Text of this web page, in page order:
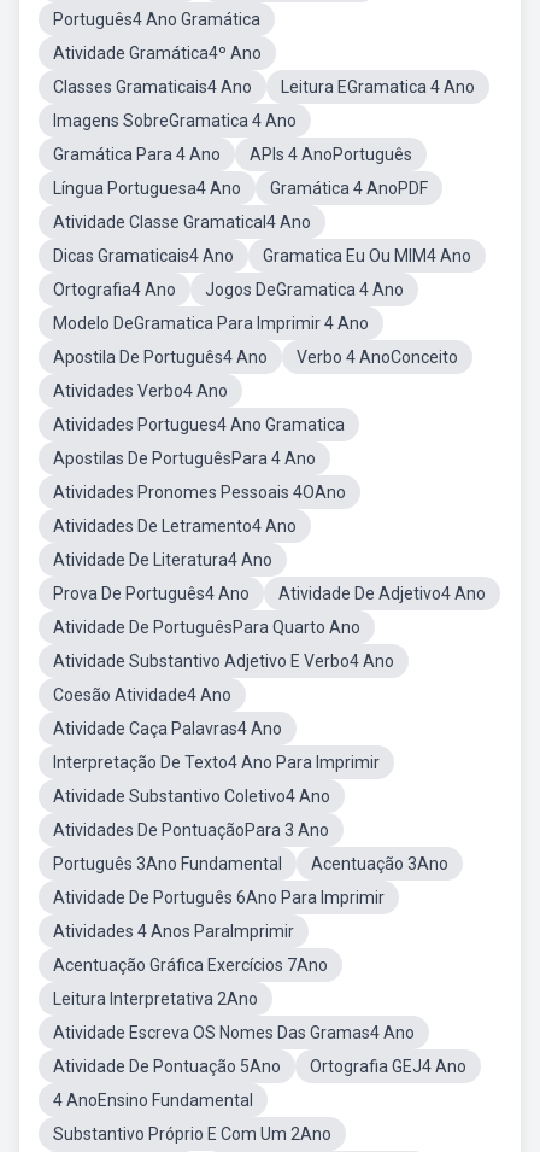
Português4 Ano Gramática
Atividade Gramática4º Ano
Classes Gramaticais4 Ano
Leitura EGramatica 4 Ano
Imagens SobreGramatica 4 Ano
Gramática Para 4 Ano
APIs 4 AnoPortuguês
Língua Portuguesa4 Ano
Gramática 4 AnoPDF
Atividade Classe Gramatical4 Ano
Dicas Gramaticais4 Ano
Gramatica Eu Ou MIM4 Ano
Ortografia4 Ano
Jogos DeGramatica 4 Ano
Modelo DeGramatica Para Imprimir 4 Ano
Apostila De Português4 Ano
Verbo 4 AnoConceito
Atividades Verbo4 Ano
Atividades Portugues4 Ano Gramatica
Apostilas De PortuguêsPara 4 Ano
Atividades Pronomes Pessoais 4OAno
Atividades De Letramento4 Ano
Atividade De Literatura4 Ano
Prova De Português4 Ano
Atividade De Adjetivo4 Ano
Atividade De PortuguêsPara Quarto Ano
Atividade Substantivo Adjetivo E Verbo4 Ano
Coesão Atividade4 Ano
Atividade Caça Palavras4 Ano
Interpretação De Texto4 Ano Para Imprimir
Atividade Substantivo Coletivo4 Ano
Atividades De PontuaçãoPara 3 Ano
Português 3Ano Fundamental
Acentuação 3Ano
Atividade De Português 6Ano Para Imprimir
Atividades 4 Anos ParaImprimir
Acentuação Gráfica Exercícios 7Ano
Leitura Interpretativa 2Ano
Atividade Escreva OS Nomes Das Gramas4 Ano
Atividade De Pontuação 5Ano
Ortografia GEJ4 Ano
4 AnoEnsino Fundamental
Substantivo Próprio E Com Um 2Ano